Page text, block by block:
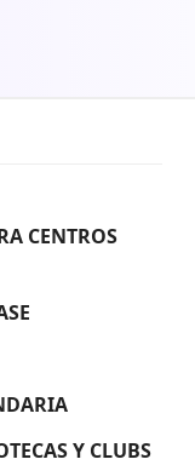
CENTROS
Y CLUBS